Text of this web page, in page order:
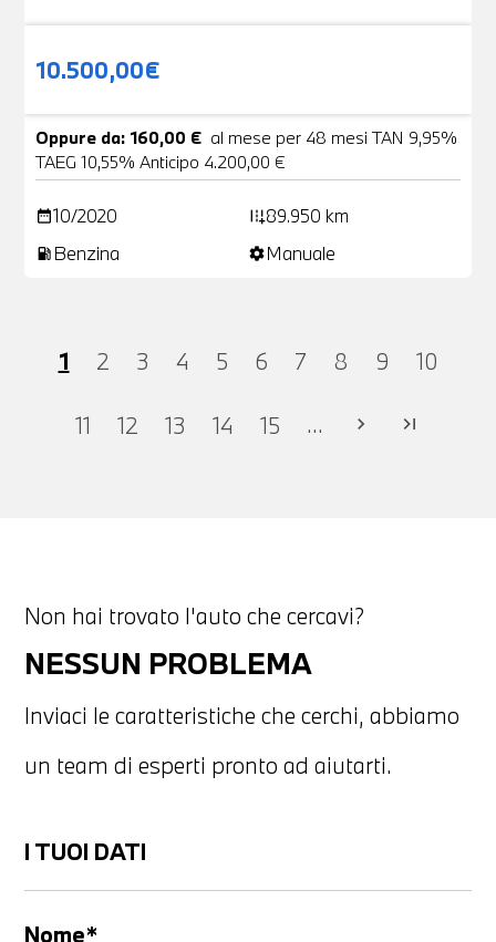
10.500,00€
Oppure da: 160,00 € al mese per 48 mesi TAN 9,95%
TAEG 10,55% Anticipo 4.200,00 €
date_range10/2020 add_road89.950 km
local_gas_station Benzina settingsManuale
1 2 3 4 5 6 7 8 9 10
11 12 13 14 15 ... chevron_right last_page
Non hai trovato l'auto che cercavi?
NESSUN PROBLEMA
Inviaci le caratteristiche che cerchi, abbiamo
un team di esperti pronto ad aiutarti.
I TUOI DATI
Nome*